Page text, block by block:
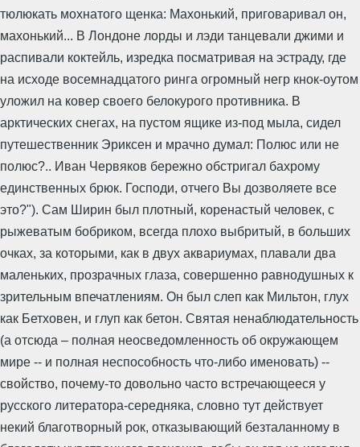
тюлюкать мохнатого щенка: Махонький, приговаривал он,
махонький... В Лондоне лорды и лэди танцевали джими и
распивали коктейль, изредка посматривая на эстраду, где
на исходе восемнадцатого ринга огромный негр кнок-оутом
уложил на ковер своего белокурого противника. В
арктических снегах, на пустом ящике из-под мыла, сидел
путешественник Эриксен и мрачно думал: Полюс или не
полюс?.. Иван Червяков бережно обстригал бахрому
единственных брюк. Господи, отчего Вы дозволяете все
это?"). Сам Ширин был плотный, коренастый человек, с
рыжеватым бобриком, всегда плохо выбритый, в больших
очках, за которыми, как в двух аквариумах, плавали два
маленьких, прозрачных глаза, совершенно равнодушных к
зрительным впечатлениям. Он был слеп как Мильтон, глух
как Бетховен, и глуп как бетон. Святая ненаблюдательность
(а отсюда – полная неосведомленность об окружающем
мире -- и полная неспособность что-либо именовать) --
свойство, почему-то довольно часто встречающееся у
русского литератора-середняка, словно тут действует
некий благотворный рок, отказывающий безталанному в